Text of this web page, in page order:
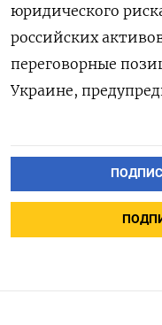
юридического
российских
переговорные
Украине,